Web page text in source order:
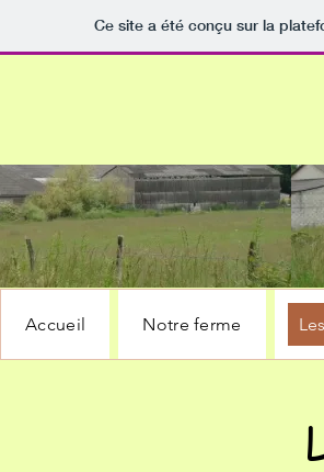
Ce site a été conçu sur la
Accueil Notre ferme